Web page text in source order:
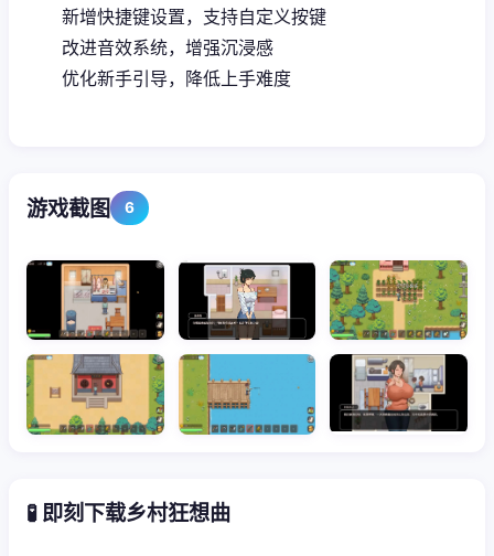
新增快捷键设置，支持自定义按键
改进音效系统，增强沉浸感
优化新手引导，降低上手难度
游戏截图 6
🧪 即刻下载乡村狂想曲